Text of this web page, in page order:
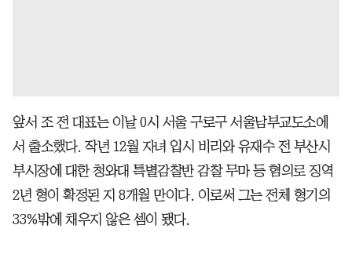
앞서 조 전 대표는 이날 0시 서울 구로구 서울남부교도소에
서 출소했다. 작년 12월 자녀 입시 비리와 유재수 전 부산시
부시장에 대한 청와대 특별감찰반 감찰 무마 등 혐의로 징역
2년 형이 확정된 지 8개월 만이다. 이로써 그는 전체 형기의
33%밖에 채우지 않은 셈이 됐다.